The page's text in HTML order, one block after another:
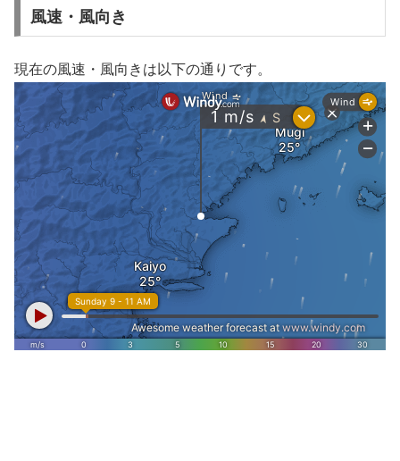
風速・風向き
現在の風速・風向きは以下の通りです。